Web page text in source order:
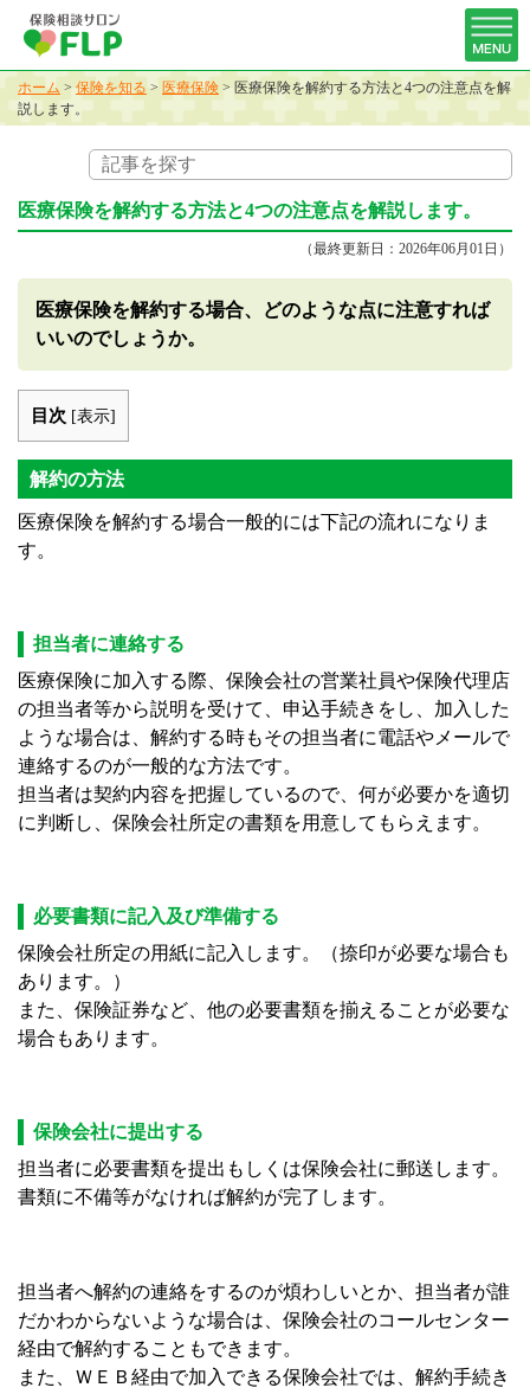
ホーム > 保険を知る > 医療保険 > 医療保険を解約する方法と4つの注意点を解
説します。
医療保険を解約する方法と4つの注意点を解説します。
（最終更新日：2026年06月01日）
医療保険を解約する場合、どのような点に注意すれば
いいのでしょうか。
目次 [表示]
解約の方法
医療保険を解約する場合一般的には下記の流れになりま
す。
担当者に連絡する
医療保険に加入する際、保険会社の営業社員や保険代理店
の担当者等から説明を受けて、申込手続きをし、加入した
ような場合は、解約する時もその担当者に電話やメールで
連絡するのが一般的な方法です。
担当者は契約内容を把握しているので、何が必要かを適切
に判断し、保険会社所定の書類を用意してもらえます。
必要書類に記入及び準備する
保険会社所定の用紙に記入します。（捺印が必要な場合も
あります。）
また、保険証券など、他の必要書類を揃えることが必要な
場合もあります。
保険会社に提出する
担当者に必要書類を提出もしくは保険会社に郵送します。
書類に不備等がなければ解約が完了します。
担当者へ解約の連絡をするのが煩わしいとか、担当者が誰
だかわからないような場合は、保険会社のコールセンター
経由で解約することもできます。
また、ＷＥＢ経由で加入できる保険会社では、解約手続き